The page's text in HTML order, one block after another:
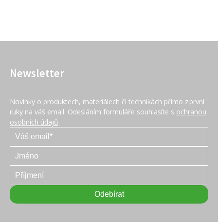
Newsletter
Novinky o produktech, materiálech či technikách přímo z první
ruky na váš email. Odesláním formuláře souhlasíte s ochranou
osobních údajů.